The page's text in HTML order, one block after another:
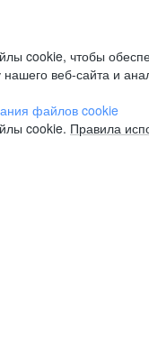
cookie, чтобы
веб-сайта и
файлов cookie
cookie. Правила